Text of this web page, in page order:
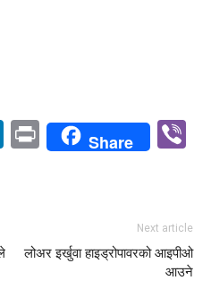
LinkedIn
PrintShare
Next article
लोअर इर्खुवा हाइड्रोपावरको आइपीओ
आउने